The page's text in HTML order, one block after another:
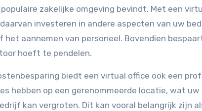
zakelijke omgeving bevindt. Met een
investeren in andere aspecten van uw
aannemen van personeel. Bovendien
hoeft te pendelen.
biedt een virtual office ook een
hebben op een gerenommeerde locatie, wat
kan vergroten. Dit kan vooral belangrijk zijn